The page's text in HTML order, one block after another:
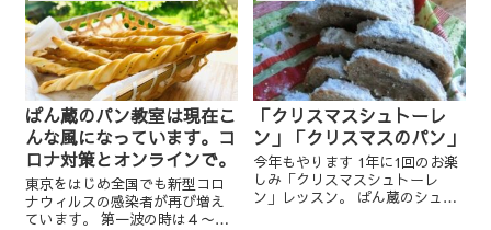
ぱん蔵のパン教室は現在こ
んな風になっています。コ
ロナ対策とオンラインで。
東京をはじめ全国でも新型コロ
ナウィルスの感染者が再び増え
ています。 第一波の時は４〜５
「クリスマスシュトーレ
ン」「クリスマスのパン」
今年もやります 1年に1回のお楽
しみ「クリスマスシュトーレ
ン」レッスン。 ぱん蔵のシュト